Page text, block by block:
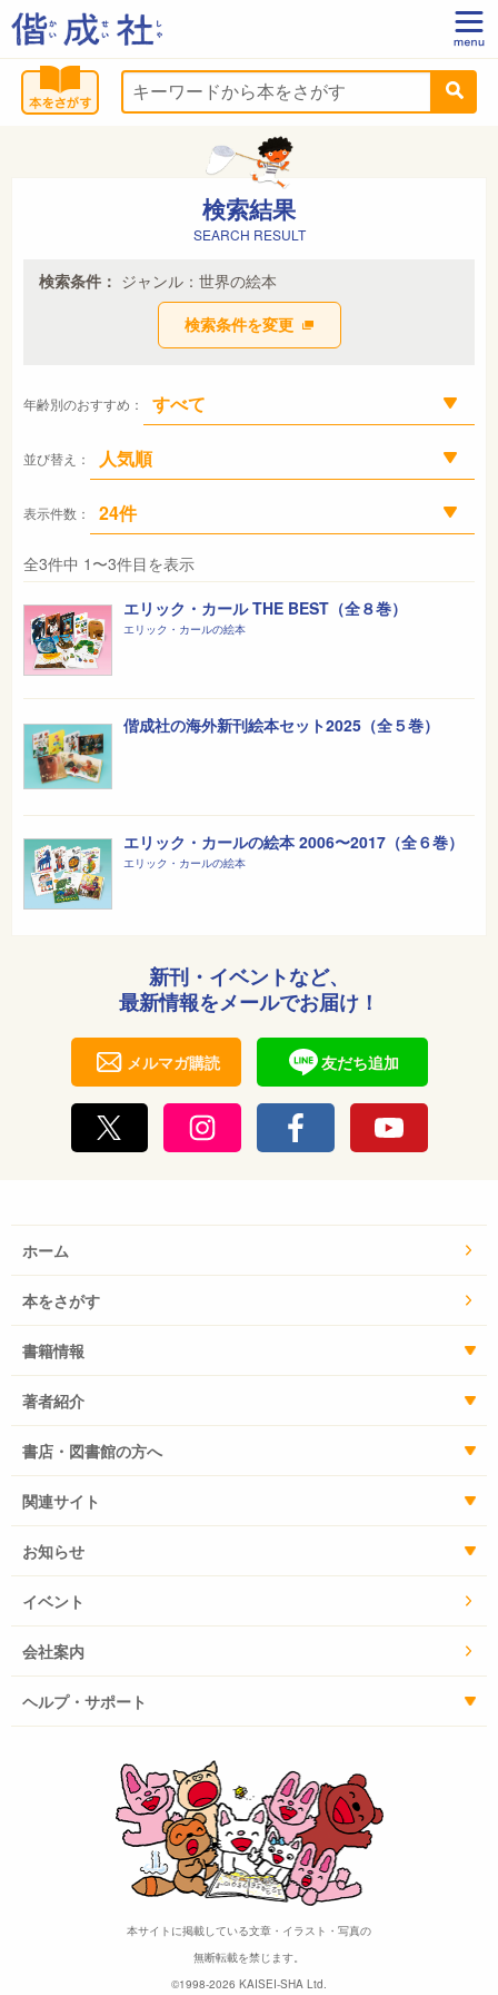
検索結果
SEARCH RESULT
検索条件： ジャンル：世界の絵本
検索条件を変更
年齢別のおすすめ：
並び替え：
表示件数：
全3件中 1〜3件目を表示
エリック・カール THE BEST（全８巻）
エリック・カールの絵本
偕成社の海外新刊絵本セット2025（全５巻）
エリック・カールの絵本 2006〜2017（全６巻）
エリック・カールの絵本
新刊・イベントなど、
最新情報をメールでお届け！
メルマガ購読 友だち追加
ホーム
本をさがす
書籍情報
著者紹介
書店・図書館の方へ
関連サイト
お知らせ
イベント
会社案内
ヘルプ・サポート
本サイトに掲載している文章・イラスト・写真の
無断転載を禁じます。
©1998-2026 KAISEI-SHA Ltd.